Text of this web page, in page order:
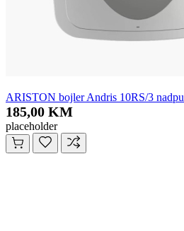
ARISTON bojler Andris 10RS/3
185,00 KM
placeholder